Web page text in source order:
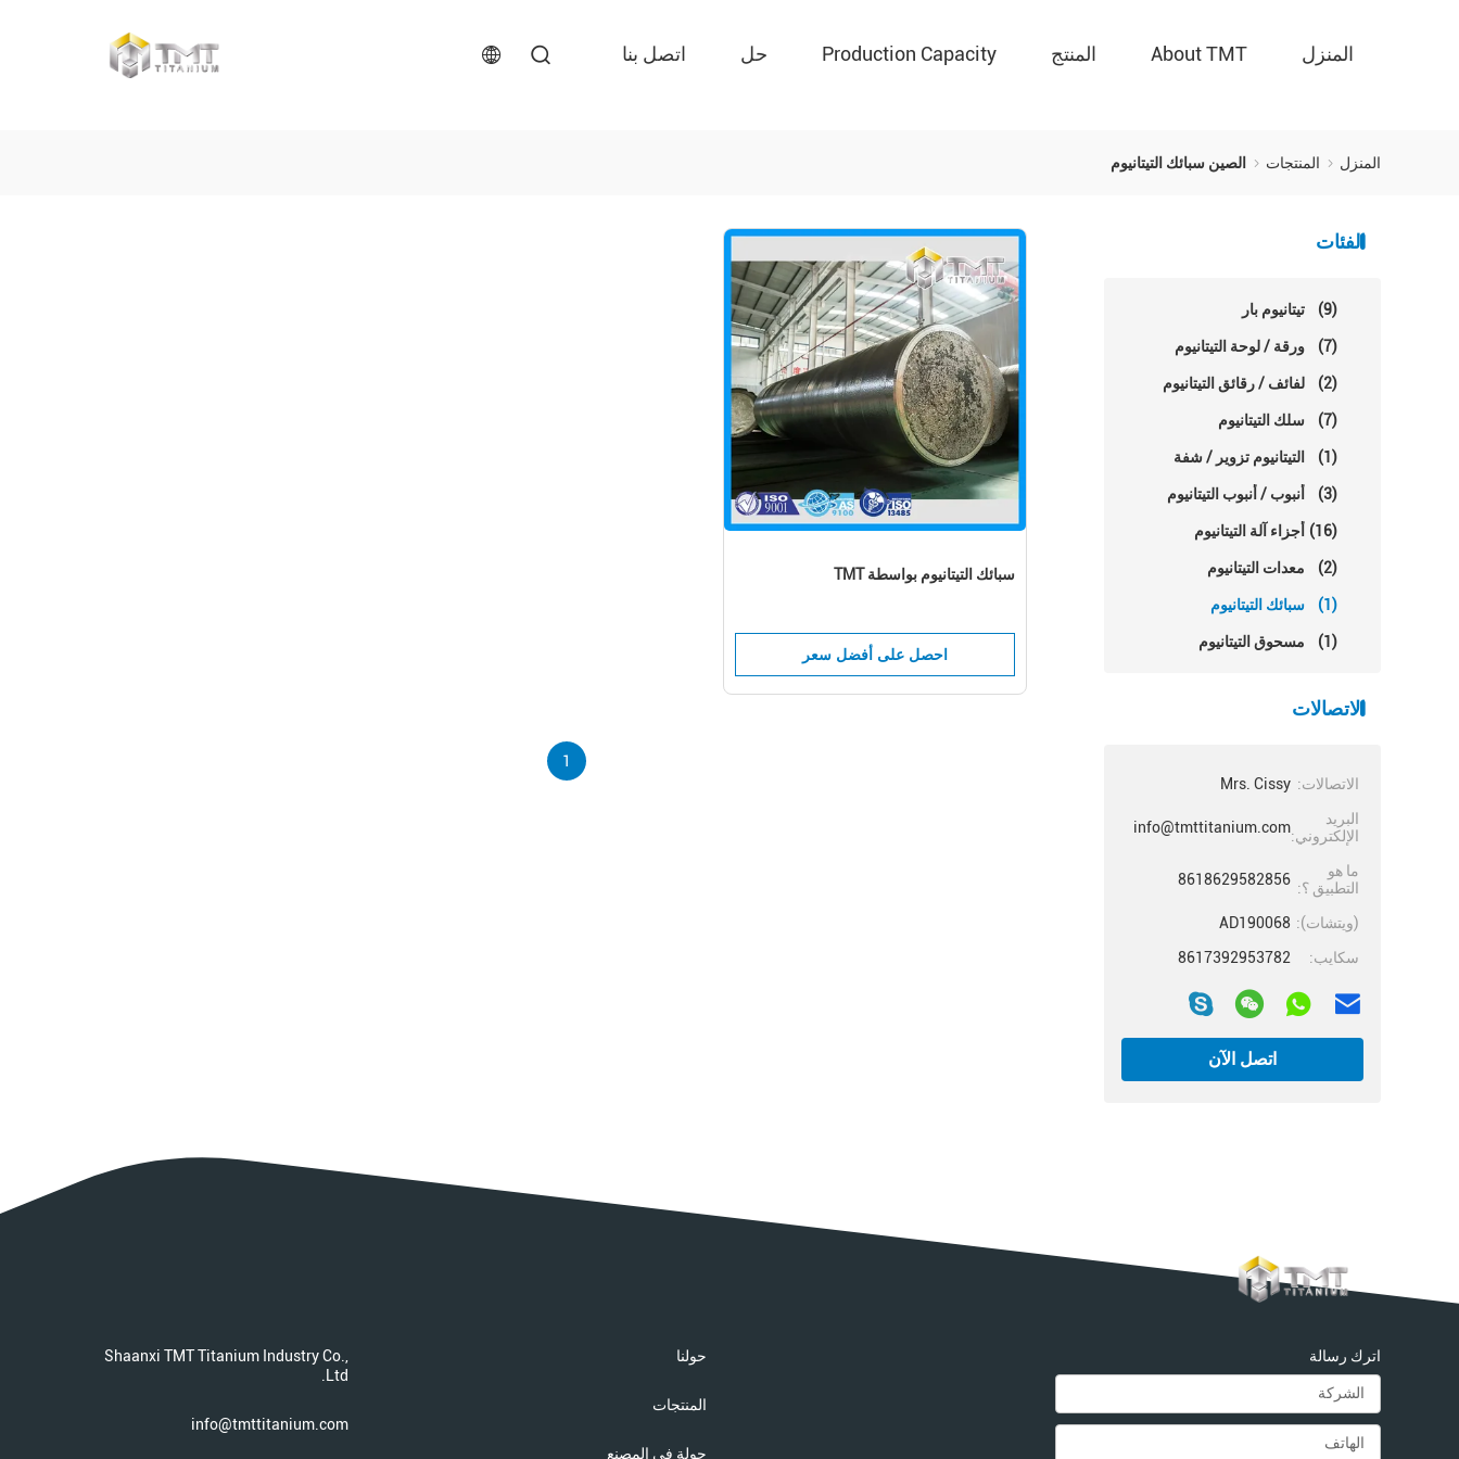
المنزل About TMT المنتج Production Capacity حل اتصل بنا
المنزل المنتجات الصين سبائك التيتانيوم
الفئات
تيتانيوم بار (9)
ورقة / لوحة التيتانيوم (7)
لفائف / رقائق التيتانيوم (2)
سلك التيتانيوم (7)
التيتانيوم تزوير / شفة (1)
أنبوب / أنبوب التيتانيوم (3)
أجزاء آلة التيتانيوم (16)
معدات التيتانيوم (2)
سبائك التيتانيوم (1)
مسحوق التيتانيوم (1)
الاتصالات
الاتصالات: Mrs. Cissy
البريد
الإلكتروني:info@tmttitanium.com
ما هو
التطبيق ؟: 8618629582856
(ويتشات): AD190068
سكايب:
8617392953782
اتصل الآن
سبائك التيتانيوم بواسطة TMT
احصل على أفضل سعر
1
Shaanxi TMT Titanium Industry Co.,
Ltd.
info@tmttitanium.com
حولنا
المنتجات
جولة في المصنع
اترك رسالة